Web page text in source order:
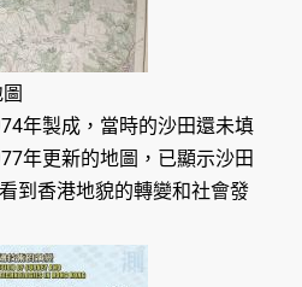
年製成，當時的沙田還未填
年更新的地圖，已顯示沙田
到香港地貌的轉變和社會發